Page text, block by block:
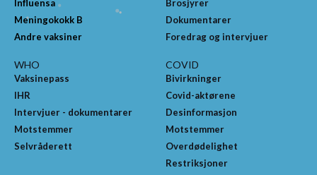
Influensa
Meningokokk B
Andre vaksiner
Brosjyrer
Dokumentarer
Foredrag og intervjuer
WHO
Vaksinepass
IHR
Intervjuer - dokumentarer
Motstemmer
Selvråderett
COVID
Bivirkninger
Covid-aktørene
Desinformasjon
Motstemmer
Overdødelighet
Restriksjoner